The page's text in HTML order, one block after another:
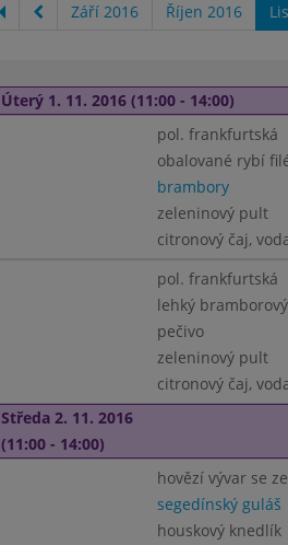
Září 2016 Říjen 2016
Úterý 1. 11. 2016 (11:00 - 14:00)
pol. frankfurtská
obalované rybí
brambory
zeleninový pult
citronový čaj,
pol. frankfurtská
lehký
pečivo
zeleninový pult
citronový čaj,
Středa 2. 11. 2016
(11:00 - 14:00)
hovězí vývar se
segedínský guláš
houskový knedlík